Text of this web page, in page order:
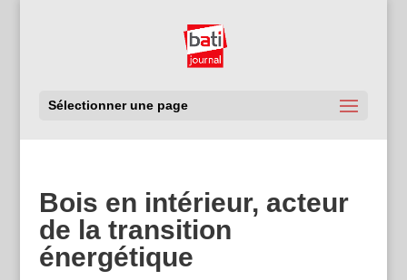
Sélectionner une page
Bois en intérieur, acteur
de la transition
énergétique